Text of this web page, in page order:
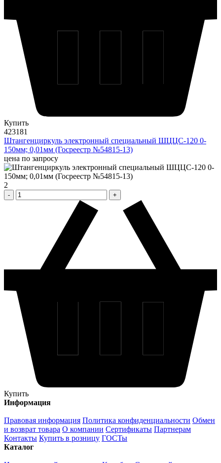
Купить
423181
Штангенциркуль электронный специальный ШЦЦС-120 0-
150мм; 0,01мм (Госреестр №54815-13)
цена по запросу
2
Купить
Информация
Правовая информация Политика конфиденциальности Обмен
и возврат товара О компании Сертификаты Партнерам
Контакты Купить в розницу ГОСТы
Каталог